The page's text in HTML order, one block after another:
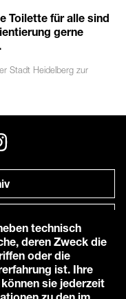
Toilette für alle sind
gerne
Stadt Heidelberg zur
e.V.
technisch
deren Zweck die
oder die
ist. Ihre
sie jederzeit